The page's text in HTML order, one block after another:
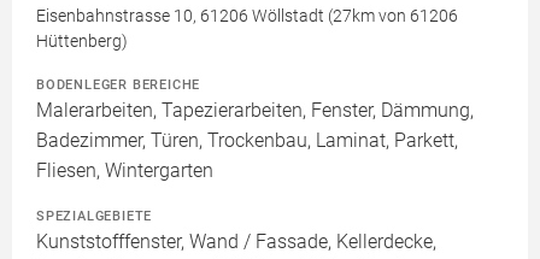
Eisenbahnstrasse 10, 61206 Wöllstadt (27km von 61206
Hüttenberg)
BODENLEGER BEREICHE
Malerarbeiten, Tapezierarbeiten, Fenster, Dämmung,
Badezimmer, Türen, Trockenbau, Laminat, Parkett,
Fliesen, Wintergarten
SPEZIALGEBIETE
Kunststofffenster, Wand / Fassade, Kellerdecke,